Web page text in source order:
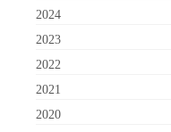
2024
2023
2022
2021
2020